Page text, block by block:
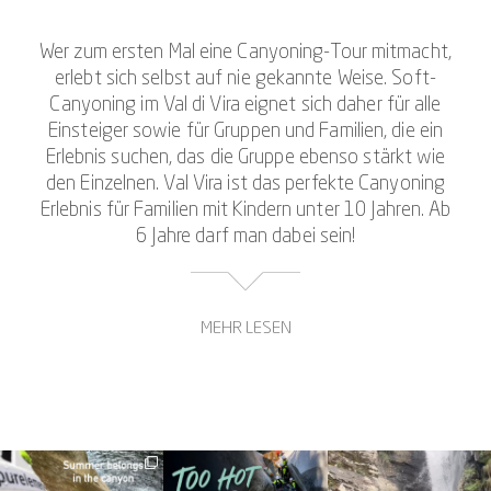
Wer zum ersten Mal eine Canyoning-Tour mitmacht,
erlebt sich selbst auf nie gekannte Weise. Soft-
Canyoning im Val di Vira eignet sich daher für alle
Einsteiger sowie für Gruppen und Familien, die ein
Erlebnis suchen, das die Gruppe ebenso stärkt wie
den Einzelnen. Val Vira ist das perfekte Canyoning
Erlebnis für Familien mit Kindern unter 10 Jahren. Ab
6 Jahre darf man dabei sein!
MEHR LESEN
besonders gut geeignet, weil sie Gemeinschaft
discover_purelements
Juni 30
discover_purelements
Juni 28
discover_purelements
Sep. 9